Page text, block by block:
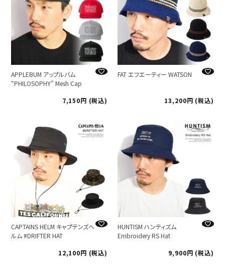
APPLEBUM アップルバム
“PHILOSOPHY” Mesh Cap
7,150
税込
FAT エフエーティー WATSON
13,200 税込
CAPTAINS HELM キャプテンズヘ
ルム #DRIFTER HAT
12,100
税込
HUNTISM ハンティズム
Embroidery RS Hat
9,900
税込